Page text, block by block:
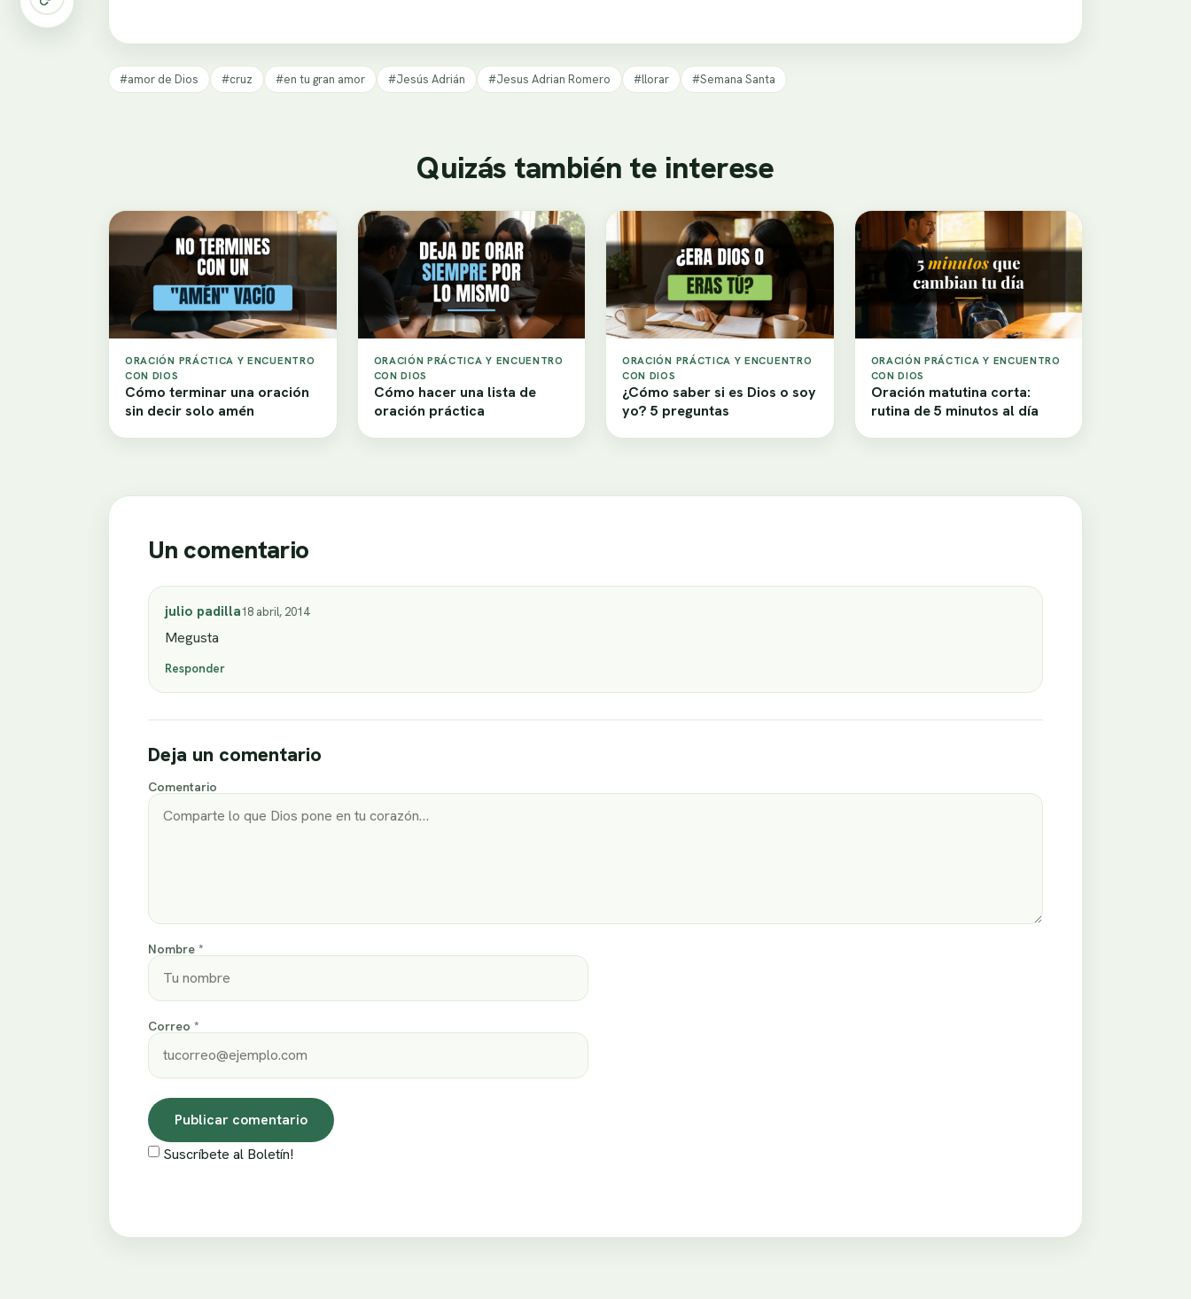
#amor de Dios #cruz #en tu gran amor #Jesús Adrián #Jesus Adrian Romero #llorar #Semana Santa
Quizás también te interese
ORACIÓN PRÁCTICA Y ENCUENTRO
CON DIOS
Cómo terminar una oración
sin decir solo amén
ORACIÓN PRÁCTICA Y ENCUENTRO
CON DIOS
Cómo hacer una lista de
oración práctica
ORACIÓN PRÁCTICA Y ENCUENTRO
CON DIOS
¿Cómo saber si es Dios o soy
yo? 5 preguntas
ORACIÓN PRÁCTICA Y ENCUENTRO
CON DIOS
Oración matutina corta:
rutina de 5 minutos al día
Un comentario
julio padilla18 abril, 2014
Megusta
Responder
Deja un comentario
Comentario
Nombre *
Correo *
Suscríbete al Boletín!